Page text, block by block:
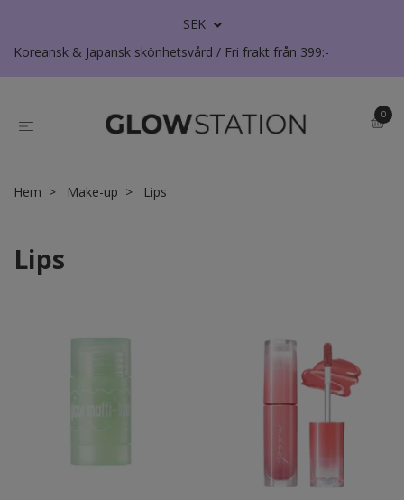
SEK
Koreansk & Japansk skönhetsvård / Fri frakt från 399:-
0
Hem Make-up Lips
Lips